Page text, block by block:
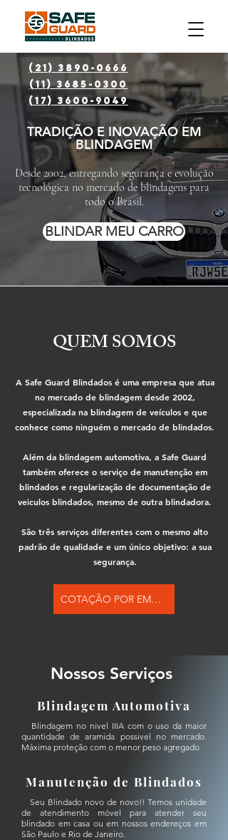
(21) 3890-0666
(11) 3685-0300
(17) 3600-9049
TRADIÇÃO E INOVAÇÃO EM
BLINDAGEM
Desde 2002, entregando segurança e evolução
tecnológica no mercado de blindagens para
todo o Brasil.
BLINDAR MEU CARRO
QUEM SOMOS
A Safe Guard Blindados é uma empresa que atua
no mercado de blindagem desde 2002,
especializada na blindagem de veículos e que
conhece como ninguém o mercado de blindados.
Além da blindagem automotiva, a Safe Guard
também oferece o serviço de manutenção em
blindados e regularização de documentação de
veiculos blindados, mesmo de outra blindadora.
São três serviços diferentes com o mesmo alto
padrão de qualidade e um único objetivo: a sua
segurança.
COTAÇÃO POR EMAIL
Nossos Serviços
Blindagem Automotiva
Blindagem no nivel IIIA com o uso da maior
quantidade de aramida possivel no mercado.
Máxima proteção com o menor peso agregado
Manutenção de Blindados
Seu Blindado novo de novo!! Temos unidade
de atendimento móvel para atender seu
blindado em casa ou em nossos endereços em
São Paulo e Rio de Janeiro.